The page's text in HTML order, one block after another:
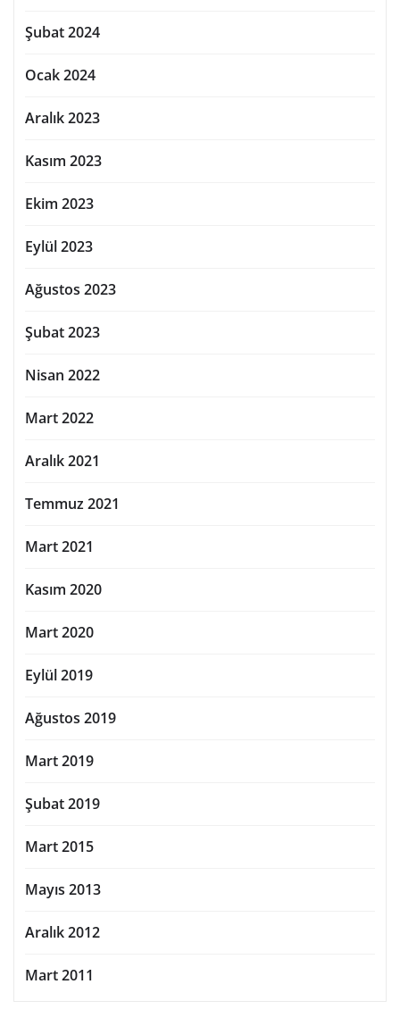
Şubat 2024
Ocak 2024
Aralık 2023
Kasım 2023
Ekim 2023
Eylül 2023
Ağustos 2023
Şubat 2023
Nisan 2022
Mart 2022
Aralık 2021
Temmuz 2021
Mart 2021
Kasım 2020
Mart 2020
Eylül 2019
Ağustos 2019
Mart 2019
Şubat 2019
Mart 2015
Mayıs 2013
Aralık 2012
Mart 2011